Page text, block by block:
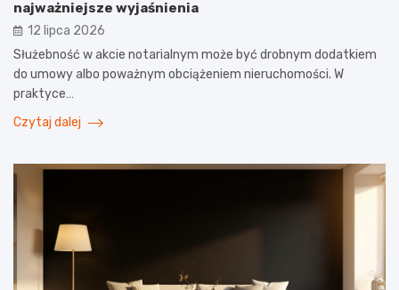
najważniejsze wyjaśnienia
12 lipca 2026
Służebność w akcie notarialnym może być drobnym dodatkiem
do umowy albo poważnym obciążeniem nieruchomości. W
praktyce…
Czytaj dalej